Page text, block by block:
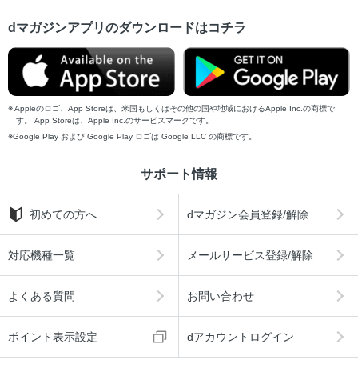
dマガジンアプリのダウンロードはコチラ
Appleのロゴ、App Storeは、米国もしくはその他の国や地域におけるApple Inc.の商標で
す。 App Storeは、Apple Inc.のサービスマークです。
Google Play および Google Play ロゴは Google LLC の商標です。
サポート情報
初めての方へ dマガジン会員登録/解除
対応機種一覧 メールサービス登録/解除
よくある質問 お問い合わせ
ポイント表示設定 dアカウントログイン